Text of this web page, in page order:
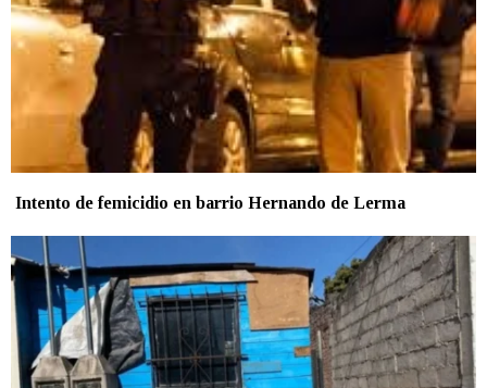
Intento de femicidio en barrio Hernando de Lerma